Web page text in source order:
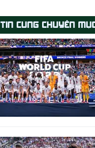
TIN CÙNG CHUYÊN